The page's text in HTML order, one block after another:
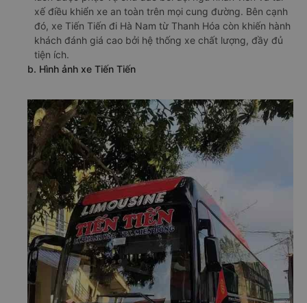
xế điều khiển xe an toàn trên mọi cung đường. Bên cạnh
đó, xe Tiến Tiến đi Hà Nam từ Thanh Hóa còn khiến hành
khách đánh giá cao bởi hệ thống xe chất lượng, đầy đủ
tiện ích.
b. Hình ảnh xe Tiến Tiến